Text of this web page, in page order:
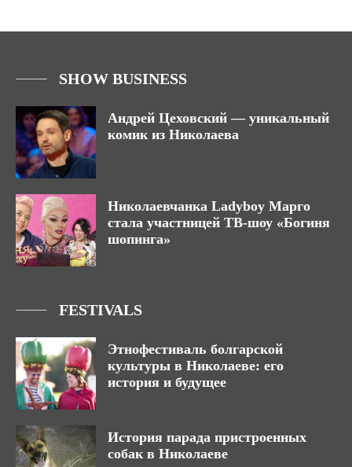
SHOW BUSINESS
Андрей Цеховский — уникальный
комик из Николаева
Николаевчанка Ladyboy Марго
стала участницей ТВ-шоу «Богиня
шопинга»
FESTIVALS
Этнофестиваль болгарской
культуры в Николаеве: его
история и будущее
История парада пристроенных
собак в Николаеве